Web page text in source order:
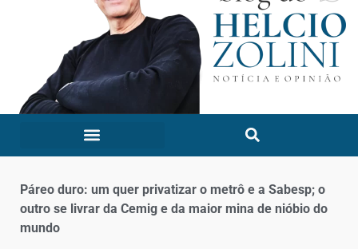
Páreo duro: um quer privatizar o metrô e a Sabesp; o
outro se livrar da Cemig e da maior mina de nióbio do
mundo